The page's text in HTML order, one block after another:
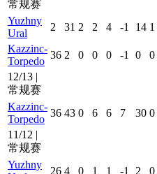
常规赛
Yuzhny
Ural
2 31 2 2 4 -1 14 1
Kazzinc-
Torpedo
36 2 0 0 0 -1 0 0
12/13 |
常规赛
Kazzinc-
Torpedo
36 43 0 6 6 7 30 0
11/12 |
常规赛
Yuzhny
26 4 0 1 1 -1 2 0